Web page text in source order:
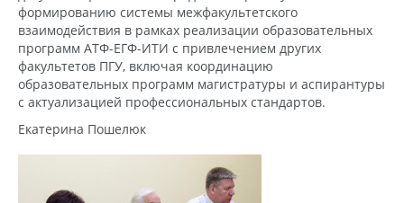
формированию системы межфакультетского
взаимодействия в рамках реализации образовательных
программ АТФ-ЕГФ-ИТИ с привлечением других
факультетов ПГУ, включая координацию
образовательных программ магистратуры и аспирантуры
с актуализацией профессиональных стандартов.
Екатерина Пошелюк